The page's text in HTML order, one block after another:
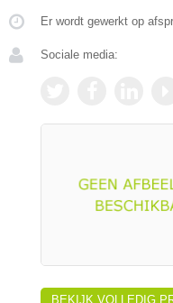
Er wordt gewerkt op
Sociale media:
BEKIJK VOLLEDIG